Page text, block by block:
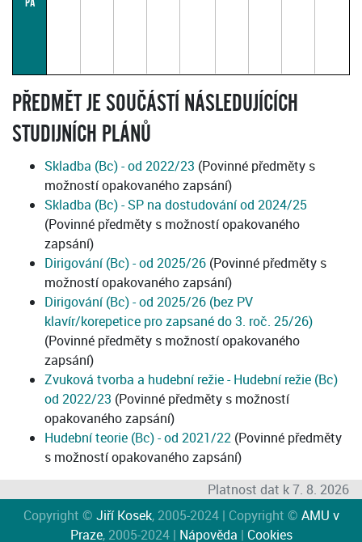
PÁ
PŘEDMĚT JE SOUČÁSTÍ NÁSLEDUJÍCÍCH
STUDIJNÍCH PLÁNŮ
Skladba (Bc) - od 2022/23 (Povinné předměty s
možností opakovaného zapsání)
Skladba (Bc) - SP na dostudování od 2024/25
(Povinné předměty s možností opakovaného
zapsání)
Dirigování (Bc) - od 2025/26 (Povinné předměty s
možností opakovaného zapsání)
Dirigování (Bc) - od 2025/26 (bez PV
klavír/korepetice pro zapsané do 3. roč. 25/26)
(Povinné předměty s možností opakovaného
zapsání)
Zvuková tvorba a hudební režie - Hudební režie (Bc)
od 2022/23 (Povinné předměty s možností
opakovaného zapsání)
Hudební teorie (Bc) - od 2021/22 (Povinné předměty
s možností opakovaného zapsání)
Platnost dat k 7. 8. 2026
Copyright © Jiří Kosek, 2005-2024 | Copyright © AMU v
Praze, 2005-2024 | Nápověda | Cookies